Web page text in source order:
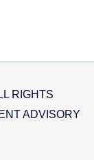
RIGHTS
ADVISORY